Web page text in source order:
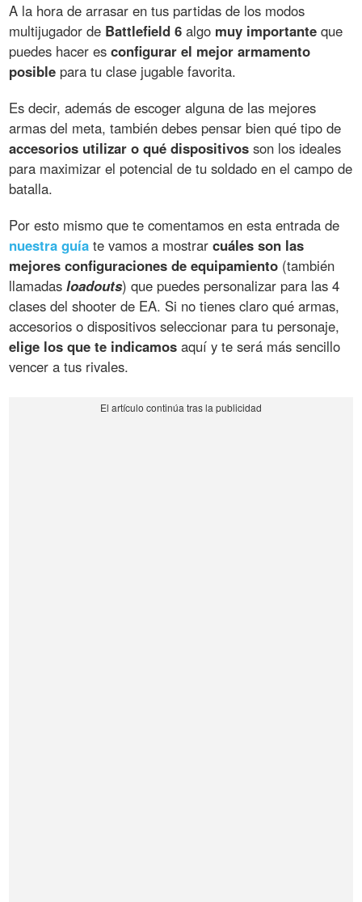
A la hora de arrasar en tus partidas de los modos
multijugador de Battlefield 6 algo muy importante que
puedes hacer esconfigurar el mejor armamento
posible para tu clase jugable favorita.
Es decir, además de escoger alguna de las mejores
armas del meta, también debes pensar bien qué tipo de
accesorios utilizar o qué dispositivos son los ideales
para maximizar el potencial de tu soldado en el campo de
batalla.
Por esto mismo que te comentamos en esta entrada de
nuestra guía te vamos a mostrarcuáles son las
mejores configuraciones de equipamiento (también
llamadasloadouts) que puedes personalizar para las 4
clases del shooter de EA. Si no tienes claro qué armas,
accesorios o dispositivos seleccionar para tu personaje,
elige los que te indicamos aquí y te será más sencillo
vencer a tus rivales.